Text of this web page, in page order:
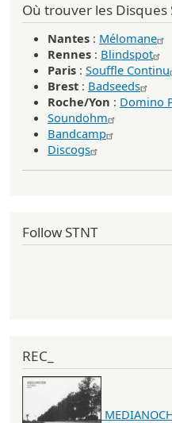
Où trouver les Disques
Nantes : Mélomane
Rennes : Blindspot
Paris : Souffle Continu
Brest : Badseeds
Roche/Yon : Domino
Soundohm
Bandcamp
Discogs
Follow STNT
REC_